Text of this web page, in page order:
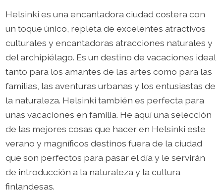
Helsinki es una encantadora ciudad costera con
un toque único, repleta de excelentes atractivos
culturales y encantadoras atracciones naturales y
del archipiélago. Es un destino de vacaciones ideal
tanto para los amantes de las artes como para las
familias, las aventuras urbanas y los entusiastas de
la naturaleza. Helsinki también es perfecta para
unas vacaciones en familia. He aquí una selección
de las mejores cosas que hacer en Helsinki este
verano y magníficos destinos fuera de la ciudad
que son perfectos para pasar el día y le servirán
de introducción a la naturaleza y la cultura
finlandesas.